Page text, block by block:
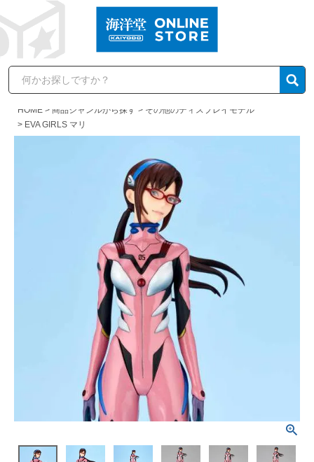
HOME 商品ジャンルから探す
その他のディスプレイモデル
EVA GIRLS マリ